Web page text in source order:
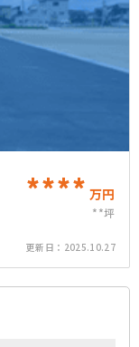
**** 万円
**坪
更新日： 2025.10.27